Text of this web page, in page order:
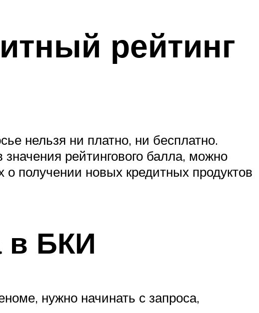
рейтинг
нельзя ни платно, ни бесплатно.
рейтингового балла, можно
получении новых кредитных продуктов
в БКИ
нужно начинать с запроса,